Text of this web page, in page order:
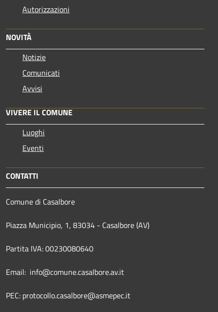
Autorizzazioni
NOVITÀ
Notizie
Comunicati
Avvisi
VIVERE IL COMUNE
Luoghi
Eventi
CONTATTI
Comune di Casalbore
Piazza Municipio, 1, 83034 - Casalbore (AV)
Partita IVA: 00230080640
Email: info@comune.casalbore.av.it
PEC: protocollo.casalbore@asmepec.it